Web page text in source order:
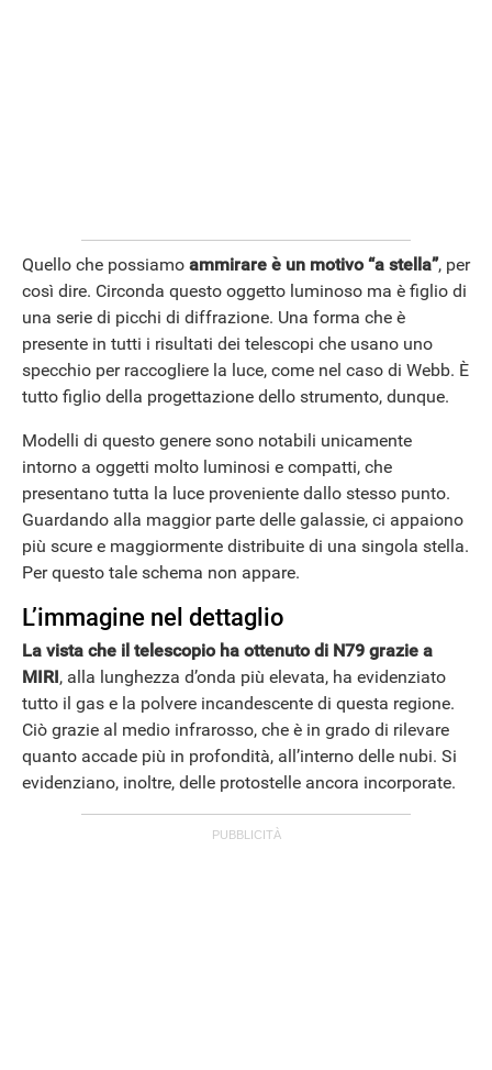
ANDROID
Quello che possiamo ammirare è un motivo “a stella”, per
così dire. Circonda questo oggetto luminoso ma è figlio di
una serie di picchi di diffrazione. Una forma che è
presente in tutti i risultati dei telescopi che usano uno
specchio per raccogliere la luce, come nel caso di Webb. È
tutto figlio della progettazione dello strumento, dunque.
Modelli di questo genere sono notabili unicamente
intorno a oggetti molto luminosi e compatti, che
presentano tutta la luce proveniente dallo stesso punto.
Guardando alla maggior parte delle galassie, ci appaiono
più scure e maggiormente distribuite di una singola stella.
Per questo tale schema non appare.
L’immagine nel dettaglio
La vista che il telescopio ha ottenuto di N79 grazie a
MIRI, alla lunghezza d’onda più elevata, ha evidenziato
tutto il gas e la polvere incandescente di questa regione.
Ciò grazie al medio infrarosso, che è in grado di rilevare
quanto accade più in profondità, all’interno delle nubi. Si
evidenziano, inoltre, delle protostelle ancora incorporate.